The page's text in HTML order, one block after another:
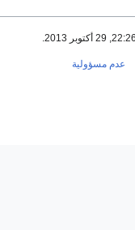
عدم مسؤولية